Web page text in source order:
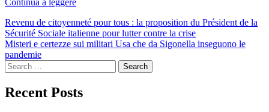
Continua a leggere
Post
navigation
Revenu de citoyenneté pour tous : la proposition du Président de la
Sécurité Sociale italienne pour lutter contre la crise
Misteri e certezze sui militari Usa che da Sigonella inseguono le
pandemie
Search
for:
Recent Posts